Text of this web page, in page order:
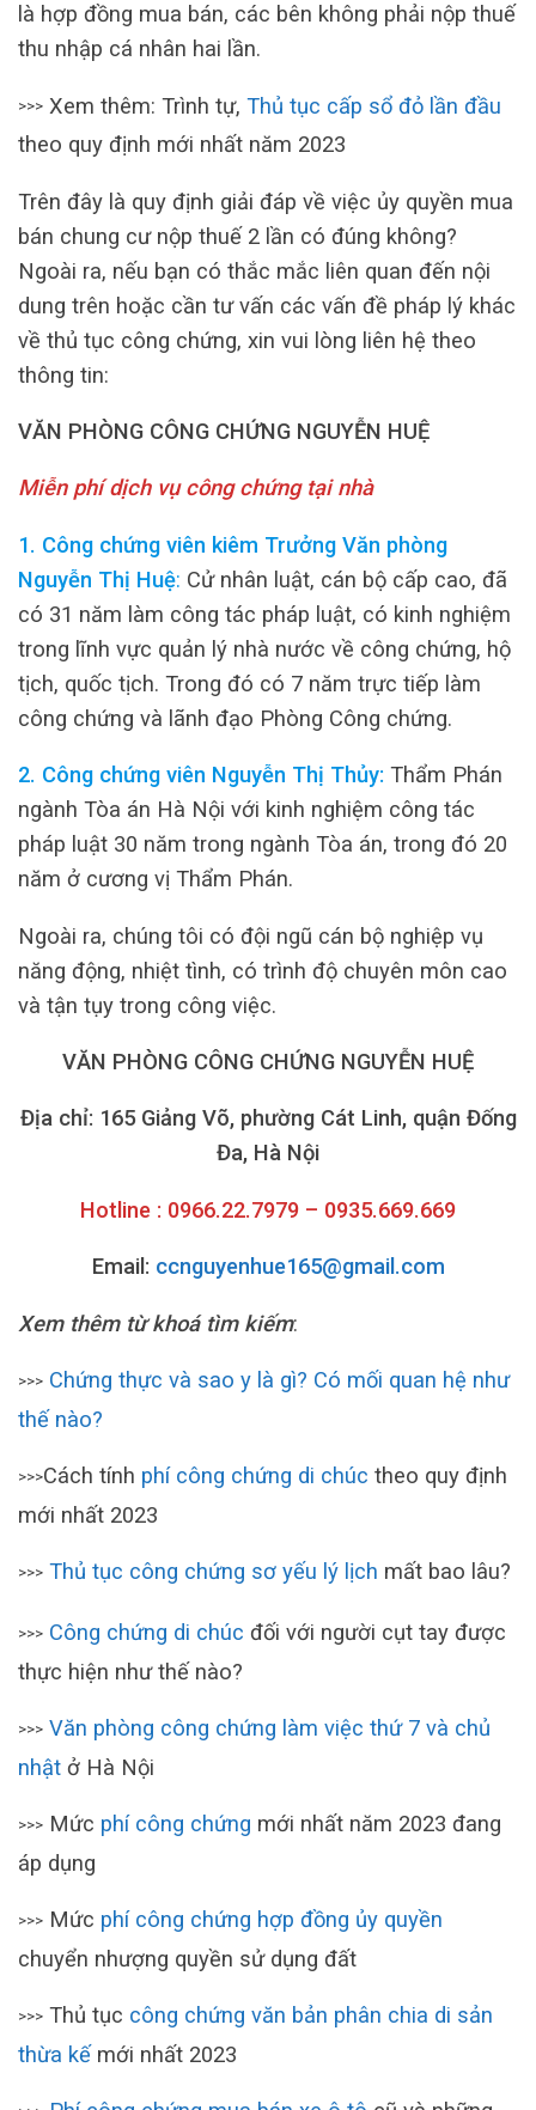
là hợp đồng mua bán, các bên không phải nộp thuế
thu nhập cá nhân hai lần.
>>> Xem thêm: Trình tự, Thủ tục cấp sổ đỏ lần đầu
theo quy định mới nhất năm 2023
Trên đây là quy định giải đáp về việc ủy quyền mua
bán chung cư nộp thuế 2 lần có đúng không?
Ngoài ra, nếu bạn có thắc mắc liên quan đến nội
dung trên hoặc cần tư vấn các vấn đề pháp lý khác
về thủ tục công chứng, xin vui lòng liên hệ theo
thông tin:
VĂN PHÒNG CÔNG CHỨNG NGUYỄN HUỆ
Miễn phí dịch vụ công chứng tại nhà
1. Công chứng viên kiêm Trưởng Văn phòng
Nguyễn Thị Huệ: Cử nhân luật, cán bộ cấp cao, đã
có 31 năm làm công tác pháp luật, có kinh nghiệm
trong lĩnh vực quản lý nhà nước về công chứng, hộ
tịch, quốc tịch. Trong đó có 7 năm trực tiếp làm
công chứng và lãnh đạo Phòng Công chứng.
2. Công chứng viên Nguyễn Thị Thủy: Thẩm Phán
ngành Tòa án Hà Nội với kinh nghiệm công tác
pháp luật 30 năm trong ngành Tòa án, trong đó 20
năm ở cương vị Thẩm Phán.
Ngoài ra, chúng tôi có đội ngũ cán bộ nghiệp vụ
năng động, nhiệt tình, có trình độ chuyên môn cao
và tận tụy trong công việc.
VĂN PHÒNG CÔNG CHỨNG NGUYỄN HUỆ
Địa chỉ: 165 Giảng Võ, phường Cát Linh, quận Đống
Đa, Hà Nội
Hotline : 0966.22.7979 – 0935.669.669
Email: ccnguyenhue165@gmail.com
Xem thêm từ khoá tìm kiếm:
>>> Chứng thực và sao y là gì? Có mối quan hệ như
thế nào?
>>>Cách tính phí công chứng di chúc theo quy định
mới nhất 2023
>>> Thủ tục công chứng sơ yếu lý lịch mất bao lâu?
>>> Công chứng di chúc đối với người cụt tay được
thực hiện như thế nào?
>>> Văn phòng công chứng làm việc thứ 7 và chủ
nhật ở Hà Nội
>>> Mức phí công chứng mới nhất năm 2023 đang
áp dụng
>>> Mức phí công chứng hợp đồng ủy quyền
chuyển nhượng quyền sử dụng đất
>>> Thủ tục công chứng văn bản phân chia di sản
thừa kế mới nhất 2023